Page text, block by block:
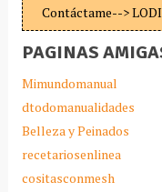
Contáctame-->
PAGINAS
Mimundomanual
dtodomanualidades
Belleza y Peinados
recetariosenlinea
cositasconmesh